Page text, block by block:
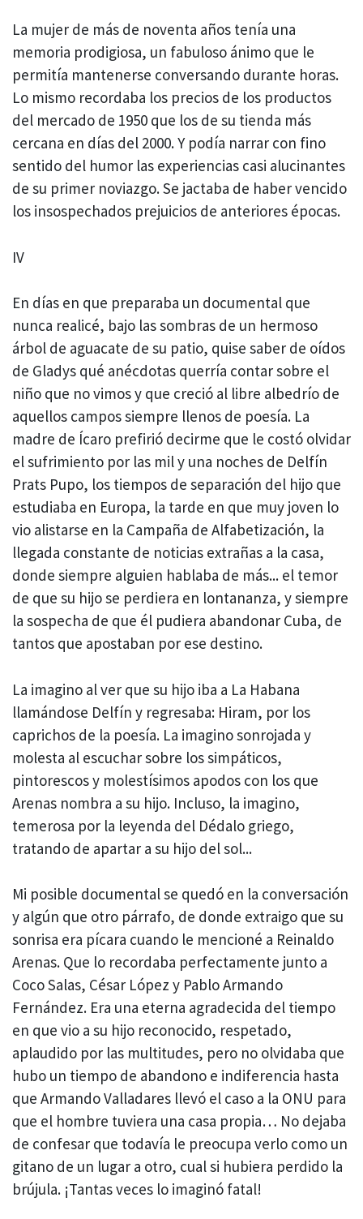
La mujer de más de noventa años tenía una
memoria prodigiosa, un fabuloso ánimo que le
permitía mantenerse conversando durante horas.
Lo mismo recordaba los precios de los productos
del mercado de 1950 que los de su tienda más
cercana en días del 2000. Y podía narrar con fino
sentido del humor las experiencias casi alucinantes
de su primer noviazgo. Se jactaba de haber vencido
los insospechados prejuicios de anteriores épocas.
IV
En días en que preparaba un documental que
nunca realicé, bajo las sombras de un hermoso
árbol de aguacate de su patio, quise saber de oídos
de Gladys qué anécdotas querría contar sobre el
niño que no vimos y que creció al libre albedrío de
aquellos campos siempre llenos de poesía. La
madre de Ícaro prefirió decirme que le costó olvidar
el sufrimiento por las mil y una noches de Delfín
Prats Pupo, los tiempos de separación del hijo que
estudiaba en Europa, la tarde en que muy joven lo
vio alistarse en la Campaña de Alfabetización, la
llegada constante de noticias extrañas a la casa,
donde siempre alguien hablaba de más... el temor
de que su hijo se perdiera en lontananza, y siempre
la sospecha de que él pudiera abandonar Cuba, de
tantos que apostaban por ese destino.
La imagino al ver que su hijo iba a La Habana
llamándose Delfín y regresaba: Hiram, por los
caprichos de la poesía. La imagino sonrojada y
molesta al escuchar sobre los simpáticos,
pintorescos y molestísimos apodos con los que
Arenas nombra a su hijo. Incluso, la imagino,
temerosa por la leyenda del Dédalo griego,
tratando de apartar a su hijo del sol...
Mi posible documental se quedó en la conversación
y algún que otro párrafo, de donde extraigo que su
sonrisa era pícara cuando le mencioné a Reinaldo
Arenas. Que lo recordaba perfectamente junto a
Coco Salas, César López y Pablo Armando
Fernández. Era una eterna agradecida del tiempo
en que vio a su hijo reconocido, respetado,
aplaudido por las multitudes, pero no olvidaba que
hubo un tiempo de abandono e indiferencia hasta
que Armando Valladares llevó el caso a la ONU para
que el hombre tuviera una casa propia… No dejaba
de confesar que todavía le preocupa verlo como un
gitano de un lugar a otro, cual si hubiera perdido la
brújula. ¡Tantas veces lo imaginó fatal!